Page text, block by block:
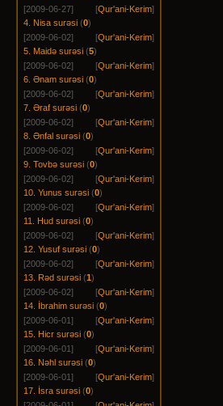
[2009-06-27]
[Qur'ani-Kerim]
4. Nisa surəsi (0)
[2009-06-02]
[Qur'ani-Kerim]
5. Maidə surəsi (5)
[2009-06-02]
[Qur'ani-Kerim]
6. Ənam surəsi (0)
[2009-06-02]
[Qur'ani-Kerim]
7. Əraf surəsi (0)
[2009-06-02]
[Qur'ani-Kerim]
8. Ənfal surəsi (0)
[2009-06-02]
[Qur'ani-Kerim]
9. Tovbə surəsi (0)
[2009-06-02]
[Qur'ani-Kerim]
10. Yunus surəsi (0)
[2009-06-02]
[Qur'ani-Kerim]
11. Hud surəsi (0)
[2009-06-02]
[Qur'ani-Kerim]
12. Yusuf surəsi (0)
[2009-06-02]
[Qur'ani-Kerim]
13. Rəd surəsi (1)
[2009-06-02]
[Qur'ani-Kerim]
14. İbrahim surəsi (0)
[2009-06-01]
[Qur'ani-Kerim]
15. Hicr surəsi (0)
[2009-06-01]
[Qur'ani-Kerim]
16. Nəhl surəsi (0)
[2009-06-01]
[Qur'ani-Kerim]
17. İsra surəsi (0)